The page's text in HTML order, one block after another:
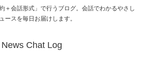
＋会話形式」で行うブログ。会話でわかるやさし
ースを毎日お届けします。
News Chat Log